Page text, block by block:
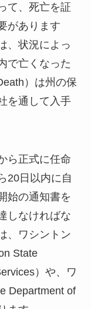
て、死亡を証
があります
、状況によっ
で亡くなった
）は州の保
を通して入手
ら正式に任命
20日以内に自
始の通知書を
しなければな
、ワシントン
State
）や、ワ
Department of